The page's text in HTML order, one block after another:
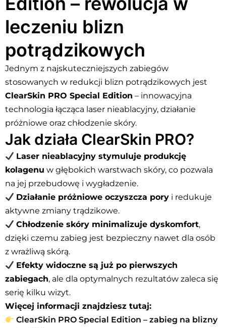
leczeniu blizn
potrądzikowych
Jednym z najskuteczniejszych zabiegów
stosowanych w redukcji blizn potrądzikowych jest
ClearSkin PRO Special Edition – innowacyjna
technologia łącząca laser nieablacyjny, działanie
próżniowe oraz chłodzenie skóry.
Jak działa ClearSkin PRO?
Laser nieablacyjny stymuluje produkcję
kolagenu w głębokich warstwach skóry, co pozwala
na jej przebudowę i wygładzenie.
Działanie próżniowe oczyszcza pory i redukuje
aktywne zmiany trądzikowe.
Chłodzenie skóry minimalizuje dyskomfort,
dzięki czemu zabieg jest bezpieczny nawet dla osób
z wrażliwą skórą.
Efekty widoczne są już po pierwszych
zabiegach, ale dla optymalnych rezultatów zaleca się
serię kilku wizyt.
Więcej informacji znajdziesz tutaj:
ClearSkin PRO Special Edition – zabieg na blizny